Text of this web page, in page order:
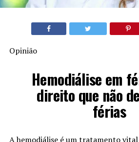
Opinião
Hemodiálise em
direito que não
férias
A hemodiálise é um tratamento